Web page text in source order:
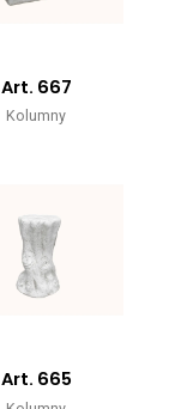
Art. 667
Kolumny
Art. 665